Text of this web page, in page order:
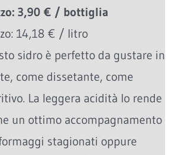
3,90 € / bottiglia
14,18 € / litro
sidro è perfetto da gustare in
come dissetante, come
La leggera acidità lo rende
un ottimo accompagnamento
stagionati oppure